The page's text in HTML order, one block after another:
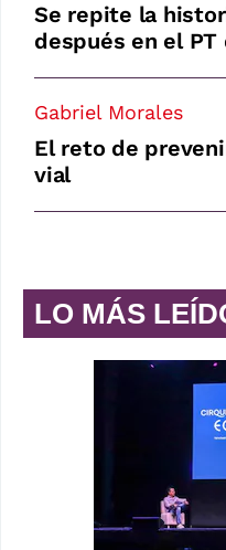
Se repite la
después en el PT
Gabriel Morales
El reto de
vial
LO MÁS